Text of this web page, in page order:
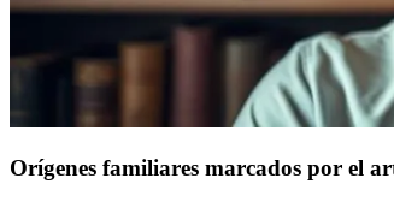
Orígenes familiares marcados por el